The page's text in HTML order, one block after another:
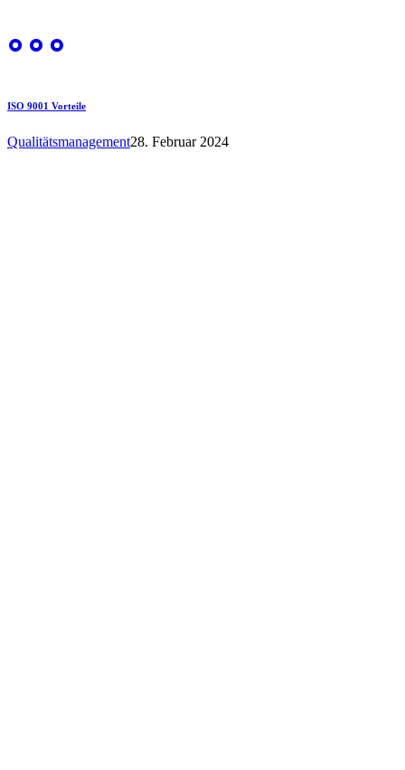
ISO 9001 Vorteile
Qualitätsmanagement28. Februar 2024